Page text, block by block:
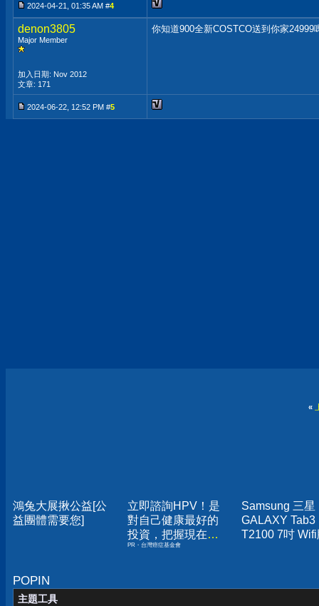
2024-04-21, 01:35 AM #4
denon3805
Major Member
加入日期: Nov 2012
文章: 171
你知道900全新COSTCO送到你家24999
2024-06-22, 12:52 PM #5
«
鴻兔大展揪公益[公
益團體需要您]
立即諮詢HPV！是
對自己健康最好的
投資，把握現在不
嫌晚！
PR・台灣癌症基金會
Samsung 三星
GALAXY Tab3
T2100 7吋 Wifi
POPIN
主題工具